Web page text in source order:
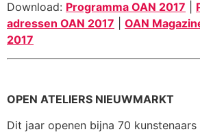
Download: Programma OAN 2017
adressen OAN 2017
OAN
2017
OPEN ATELIERS NIEUWMARKT
Dit jaar openen bijna 70